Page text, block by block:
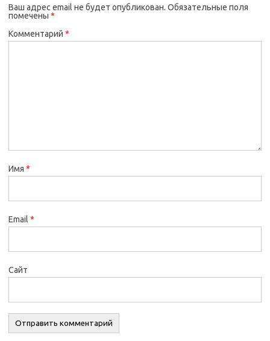
Ваш адрес email не будет опубликован. Обязательные поля
помечены *
Комментарий *
Имя *
Email *
Сайт